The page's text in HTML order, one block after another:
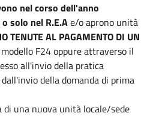
nel corso dell'anno
solo nel R.E.Ae/o aprono unità
TENUTE AL PAGAMENTO DI UN
F24 oppure attraverso il
all'invio della pratica
dall'invio della domanda di prima
una nuova unità locale/sede